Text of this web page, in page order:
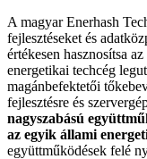
A magyar Enerhash
fejlesztéseket és
értékesen hasznosítsa
energetikai techcég
magánbefektetői
fejlesztésre és
nagyszabású
az egyik állami
együttműködések felé